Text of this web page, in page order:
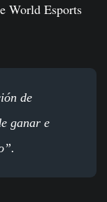
World Esports
de
ganar e